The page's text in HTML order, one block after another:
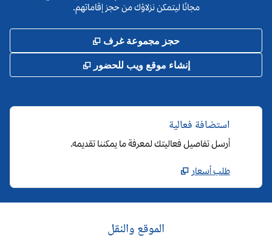
مجانًا ليتمكن نزلاؤك من حجز إقاماتهم.
حجز مجموعة غرف
إنشاء موقع ويب للحضور
استضافة فعالية
أرسل تفاصيل فعاليتك لمعرفة ما يمكننا تقديمه.
طلب أسعار
الموقع والنقل